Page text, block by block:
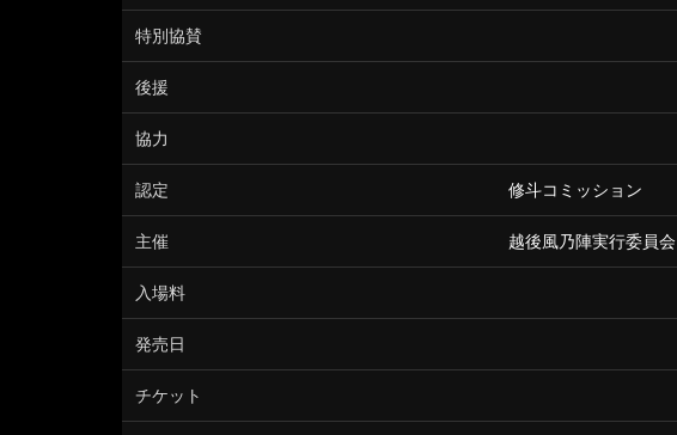
特別協賛
後援
協力
認定 修斗コミッション
主催 越後風乃陣実行委員会
入場料
発売日
チケット